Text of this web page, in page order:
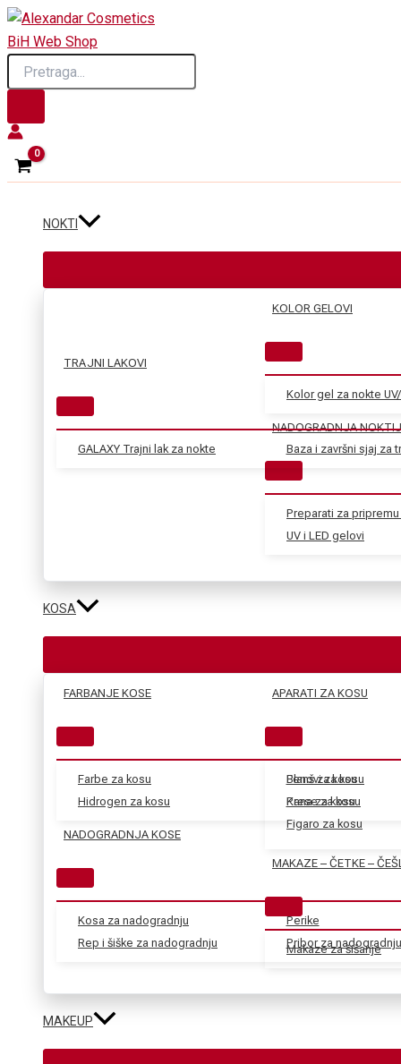
Skip
to
content
Products
search
NOKTI
TRAJNI LAKOVI
GALAXY Trajni lak za nokte Baza i završni sjaj za
KOLOR GELOVI
Kolor gel za nokte
NADOGRADNJA
Preparati za pripremu
UV i LED gelovi
KOSA
FARBANJE KOSE
Farbe za kosu
Hidrogen za kosu
Blanš za kosu
Kana za kosu
NADOGRADNJA KOSE
Kosa za nadogradnju
Rep i šiške za nadogradnju
Perike
Pribor za
APARATI ZA KOSU
Fenovi za kosu
Prese za kosu
Figaro za kosu
MAKAZE – ČETKE –
Makaze za šišanje
MAKEUP